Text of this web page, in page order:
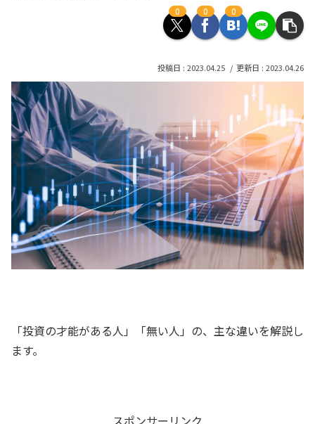
0 0 0
2023.04.25 2023.04.26
「投資の才能がある人」「無い人」の、主な違いを解説し
ます。